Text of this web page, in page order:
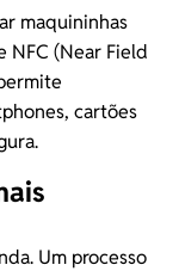
maquininhas
NFC (Near Field
cartões
Um processo